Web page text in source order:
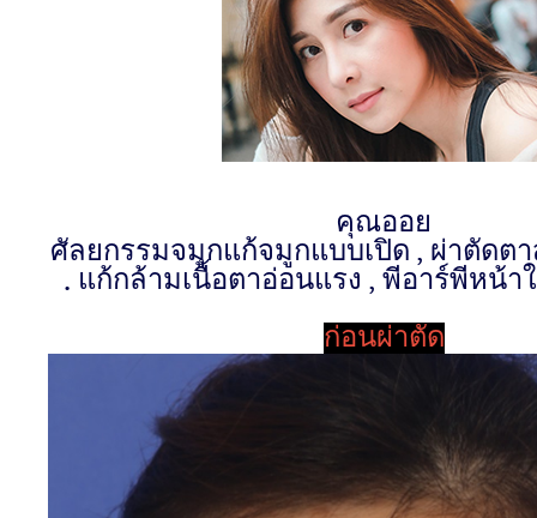
คุณออย
ศัลยกรรมจมูกแก้จมูกแบบเปิด , ผ่าตัดต
. แก้กล้ามเนื้อตาอ่อนแรง , พีอาร์พีหน้า
ก่อนผ่าตัด